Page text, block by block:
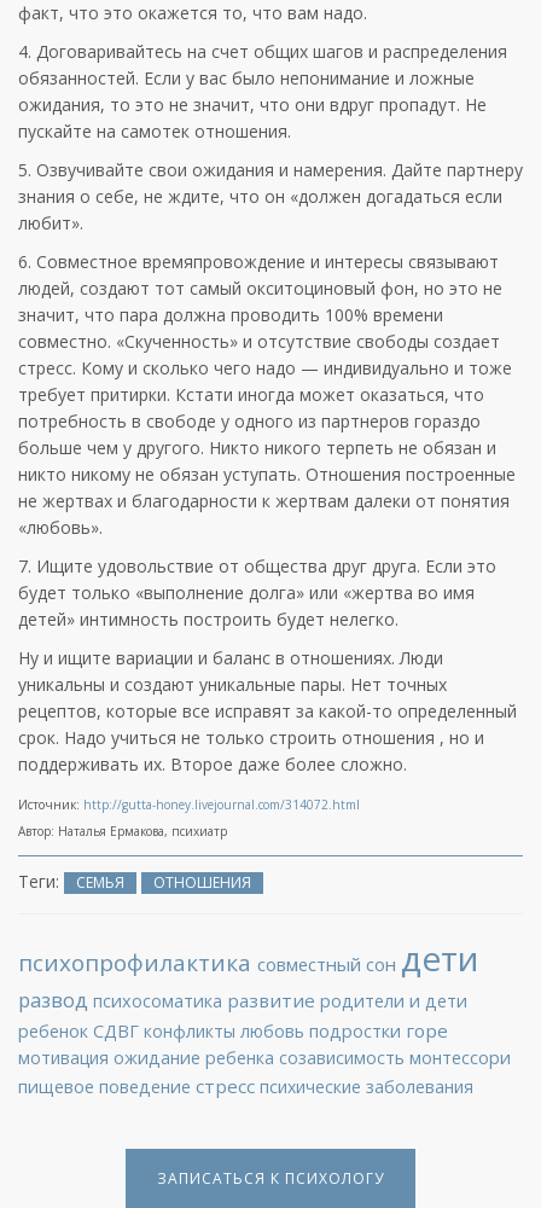
факт, что это окажется то, что вам надо.
4. Договаривайтесь на счет общих шагов и распределения
обязанностей. Если у вас было непонимание и ложные
ожидания, то это не значит, что они вдруг пропадут. Не
пускайте на самотек отношения.
5. Озвучивайте свои ожидания и намерения. Дайте партнеру
знания о себе, не ждите, что он «должен догадаться если
любит».
6. Совместное времяпровождение и интересы связывают
людей, создают тот самый окситоциновый фон, но это не
значит, что пара должна проводить 100% времени
совместно. «Скученность» и отсутствие свободы создает
стресс. Кому и сколько чего надо — индивидуально и тоже
требует притирки. Кстати иногда может оказаться, что
потребность в свободе у одного из партнеров гораздо
больше чем у другого. Никто никого терпеть не обязан и
никто никому не обязан уступать. Отношения построенные
не жертвах и благодарности к жертвам далеки от понятия
«любовь».
7. Ищите удовольствие от общества друг друга. Если это
будет только «выполнение долга» или «жертва во имя
детей» интимность построить будет нелегко.
Ну и ищите вариации и баланс в отношениях. Люди
уникальны и создают уникальные пары. Нет точных
рецептов, которые все исправят за какой-то определенный
срок. Надо учиться не только строить отношения , но и
поддерживать их. Второе даже более сложно.
Источник: http://gutta-honey.livejournal.com/314072.html
Автор: Наталья Ермакова, психиатр
Теги: СЕМЬЯ ОТНОШЕНИЯ
психопрофилактика совместный сон дети
развод психосоматика развитие родители и дети
ребенок СДВГ конфликты любовь подростки горе
мотивация ожидание ребенка созависимость монтессори
пищевое поведение стресс психические заболевания
ЗАПИСАТЬСЯ К ПСИХОЛОГУ